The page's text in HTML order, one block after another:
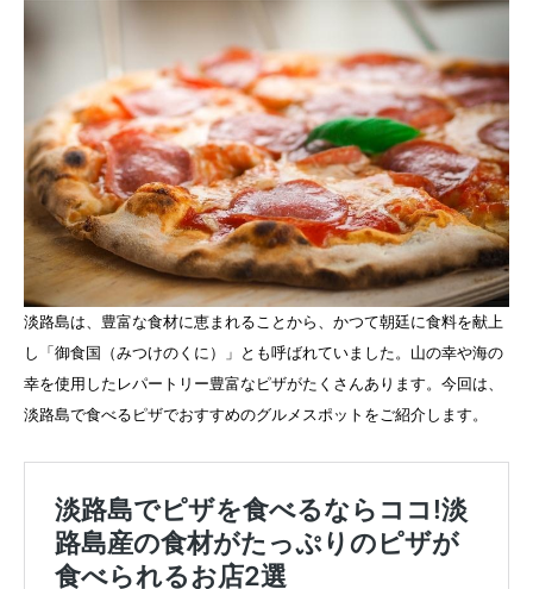
淡路島は、豊富な食材に恵まれることから、かつて朝廷に食料を献上
し「御食国（みつけのくに）」とも呼ばれていました。山の幸や海の
幸を使用したレパートリー豊富なピザがたくさんあります。今回は、
淡路島で食べるピザでおすすめのグルメスポットをご紹介します。